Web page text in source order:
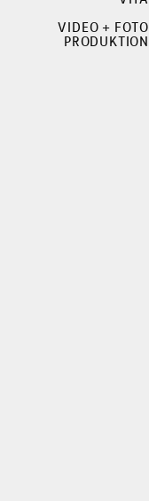
VIDEO + FOTO
PRODUKTION